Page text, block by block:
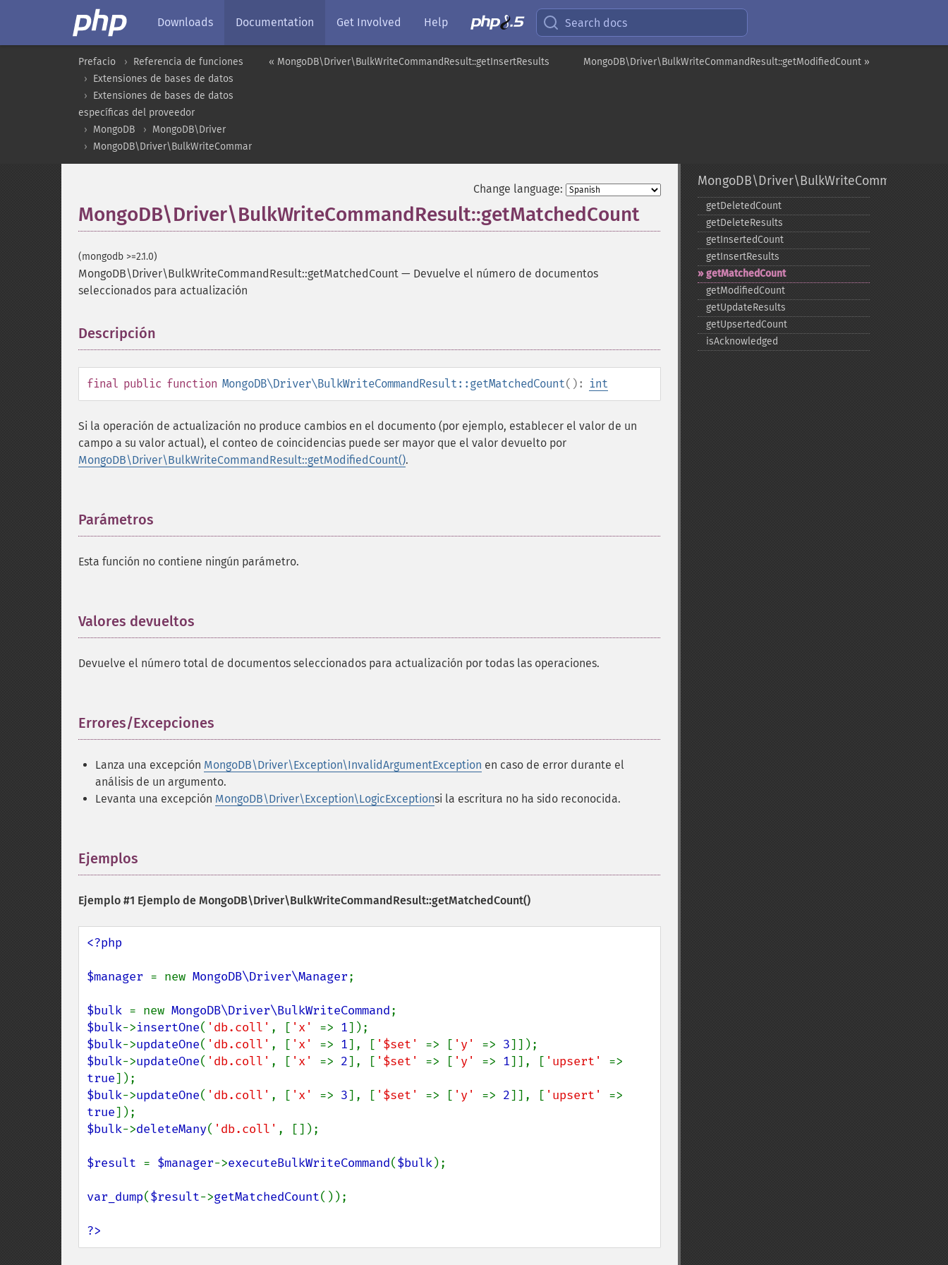
Downloads Documentation Get Involved Help Search docs
MongoDB\Driver\BulkWriteCommandResult::getModifiedCount »
« MongoDB\Driver\BulkWriteCommandResult::getInsertResults
Prefacio
Referencia de funciones
Extensiones de bases de datos
Extensiones de bases de datos
específicas del proveedor
MongoDB
MongoDB\Driver
MongoDB\Driver\BulkWriteCommandResult
Change language:
MongoDB\Driver\BulkWriteCommandResult::getMatchedCount
(mongodb >=2.1.0)
MongoDB\Driver\BulkWriteCommandResult::getMatchedCount — Devuelve el número de documentos
seleccionados para actualización
Descripción
final public function MongoDB\Driver\BulkWriteCommandResult::getMatchedCount(): int
Si la operación de actualización no produce cambios en el documento (por ejemplo, establecer el valor de un
campo a su valor actual), el conteo de coincidencias puede ser mayor que el valor devuelto por
MongoDB\Driver\BulkWriteCommandResult::getModifiedCount().
Parámetros
Esta función no contiene ningún parámetro.
Valores devueltos
Devuelve el número total de documentos seleccionados para actualización por todas las operaciones.
Errores/Excepciones
Lanza una excepción MongoDB\Driver\Exception\InvalidArgumentException en caso de error durante el
análisis de un argumento.
Levanta una excepción MongoDB\Driver\Exception\LogicExceptionsi la escritura no ha sido reconocida.
Ejemplos
Ejemplo #1 Ejemplo de MongoDB\Driver\BulkWriteCommandResult::getMatchedCount()
<?php
$manager = new MongoDB\Driver\Manager;
$bulk = new MongoDB\Driver\BulkWriteCommand
$bulk->insertOne( 'db.coll' , [ 'x' => 1
$bulk->updateOne( 'db.coll' , [ 'x' => 1], [ '$set' => [ 'y' => 3
$bulk->updateOne( 'db.coll' , [ 'x' => 2], [ '$set' => [ 'y' => 1]], [ 'upsert'
true
$bulk->updateOne( 'db.coll' , [ 'x' => 3], [ '$set' => [ 'y' => 2]], [ 'upsert'
true
$bulk->deleteMany( 'db.coll' , []);
$result = $manager->executeBulkWriteCommand($bulk);
var_dump($result->getMatchedCount());
?>
MongoDB\Driver\BulkWriteCommandResult
getDeletedCount
getDeleteResults
getInsertedCount
getInsertResults
getMatchedCount
getModifiedCount
getUpdateResults
getUpsertedCount
isAcknowledged